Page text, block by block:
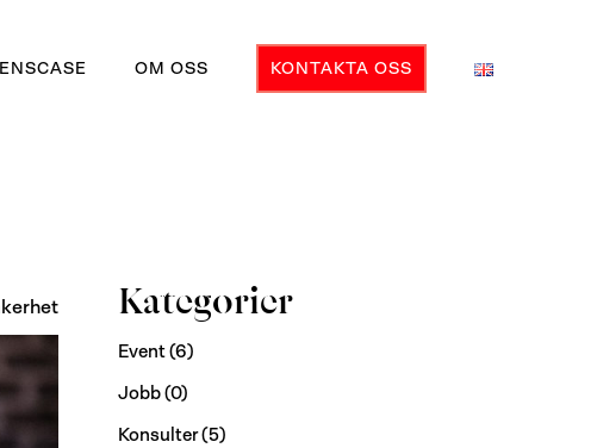
OM OSS KONTAKTA OSS
Kategorier
Event(6)
Jobb(0)
Konsulter(5)